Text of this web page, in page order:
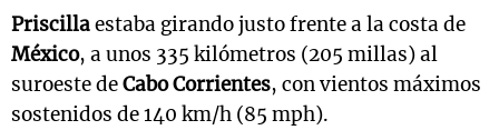
Priscillaestaba girando justo frente a la costa de
México, a unos 335 kilómetros (205 millas) al
suroeste deCabo Corrientes, con vientos máximos
sostenidos de 140 km/h (85 mph).